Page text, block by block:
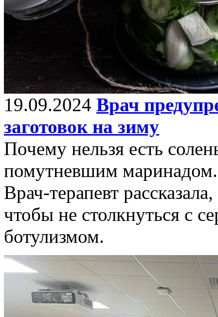
19.09.2024 Врач
заготовок на зиму
Почему нельзя есть
помутневшим маринадом.
Врач-терапевт
чтобы не столкнуться с
ботулизмом.